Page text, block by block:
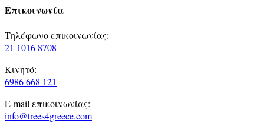
Επικοινωνία
Τηλέφωνο επικοινωνίας:
21 1016 8708
Κινητό:
6986 668 121
E-mail επικοινωνίας:
info@trees4greece.com